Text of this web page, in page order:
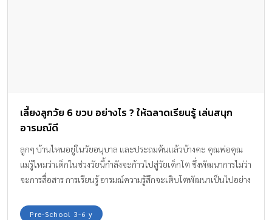
เลี้ยงลูกวัย 6 ขวบ อย่างไร ? ให้ฉลาดเรียนรู้ เล่นสนุก
อารมณ์ดี
ลูกๆ บ้านไหนอยู่ในวัยอนุบาล และประถมต้นแล้วบ้างคะ คุณพ่อคุณ
แม่รู้ไหมว่าเด็กในช่วงวัยนี้กำลังจะก้าวไปสู่วัยเด็กโต ซึ่งพัฒนาการไม่ว่า
จะการสื่อสาร การเรียนรู้ อารมณ์ความรู้สึกจะเติบโตพัฒนาเป็นไปอย่าง
อะไร จะบอกแสดงออกมาอย่างชัดเจน ตรงนี้แหละค่ะที่พ่อแม่ต้อง
Pre-School 3-6 y